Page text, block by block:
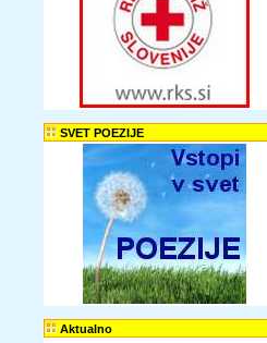
SVET POEZIJE
Aktualno